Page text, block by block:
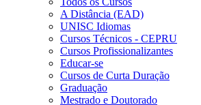
A Distância (EAD)
UNISC Idiomas
Cursos Técnicos - CEPRU
Cursos Profissionalizantes
Educar-se
Cursos de Curta Duração
Graduação
Mestrado e Doutorado